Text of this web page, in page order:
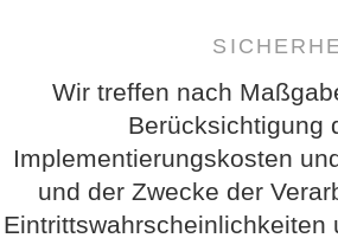
Wir treffen nach
Berücksichtigung
Implementierungskosten
und der Zwecke der